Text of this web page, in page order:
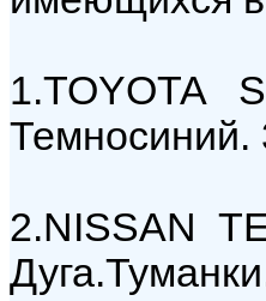
1.TOYOTA
Темносиний.
2.NISSAN